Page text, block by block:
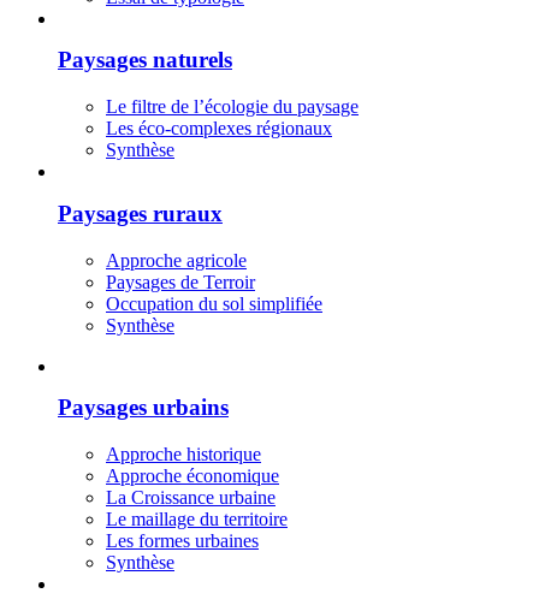
Paysages naturels
Le filtre de l’écologie du paysage
Les éco-complexes régionaux
Synthèse
Paysages ruraux
Approche agricole
Paysages de Terroir
Occupation du sol simplifiée
Synthèse
Paysages urbains
Approche historique
Approche économique
La Croissance urbaine
Le maillage du territoire
Les formes urbaines
Synthèse